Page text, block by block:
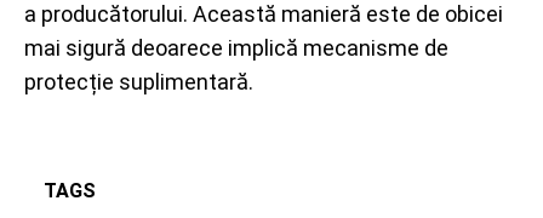
a producătorului. Această manieră este de obicei
mai sigură deoarece implică mecanisme de
protecție suplimentară.
TAGS